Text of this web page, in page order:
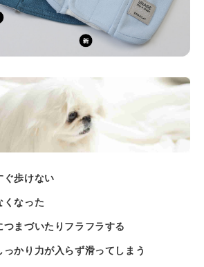
ぐ歩けない
くなった
つまづいたりフラフラする
っかり力が入らず滑ってしまう